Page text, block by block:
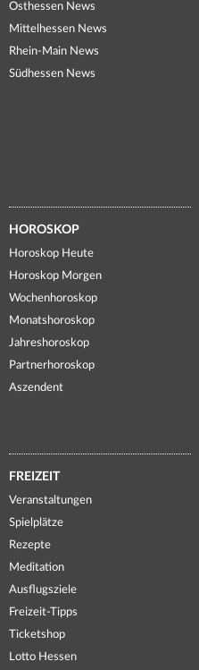
Osthessen News
Mittelhessen News
Rhein-Main News
Südhessen News
HOROSKOP
Horoskop Heute
Horoskop Morgen
Wochenhoroskop
Monatshoroskop
Jahreshoroskop
Partnerhoroskop
Aszendent
FREIZEIT
Veranstaltungen
Spielplätze
Rezepte
Meditation
Ausflugsziele
Freizeit-Tipps
Ticketshop
Lotto Hessen